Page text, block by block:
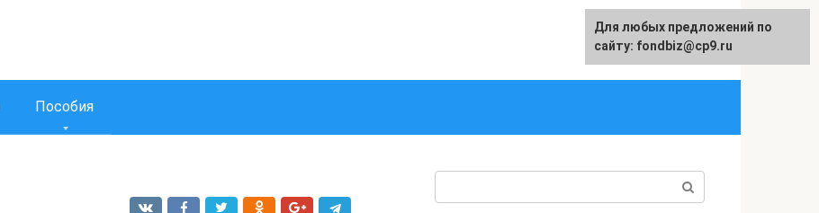
English
Пособия
Для любых предложений по
сайту: fondbiz@cp9.ru